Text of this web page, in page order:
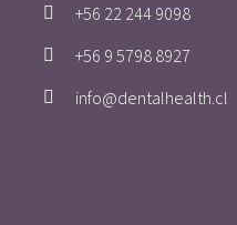
+56 22 244 9098
+56 9 5798 8927
info@dentalhealth.cl